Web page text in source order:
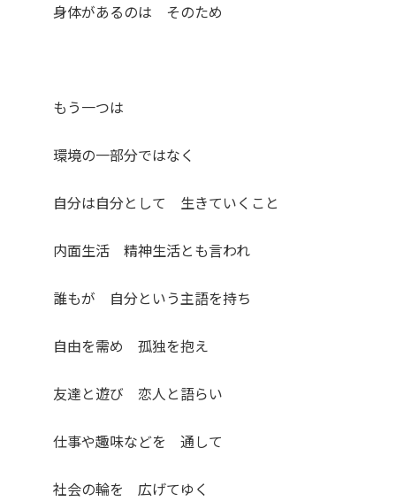
身体があるのは そのため
もう一つは
環境の一部分ではなく
自分は自分として 生きていくこと
内面生活 精神生活とも言われ
誰もが 自分という主語を持ち
自由を需め 孤独を抱え
友達と遊び 恋人と語らい
仕事や趣味などを 通して
社会の輪を 広げてゆく